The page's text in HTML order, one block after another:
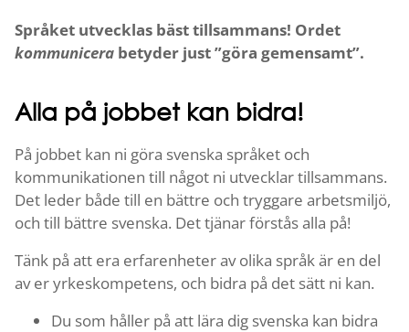
Språket utvecklas bäst tillsammans! Ordet
kommunicera betyder just ”göra gemensamt”.
Alla på jobbet kan bidra!
På jobbet kan ni göra svenska språket och
kommunikationen till något ni utvecklar tillsammans.
Det leder både till en bättre och tryggare arbetsmiljö,
och till bättre svenska. Det tjänar förstås alla på!
Tänk på att era erfarenheter av olika språk är en del
av er yrkeskompetens, och bidra på det sätt ni kan.
Du som håller på att lära dig svenska kan bidra